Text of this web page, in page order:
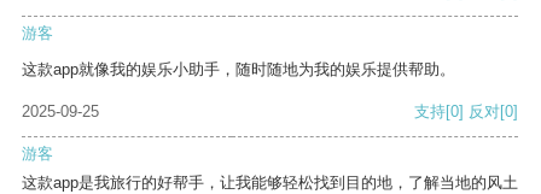
游客
这款app就像我的娱乐小助手，随时随地为我的娱乐提供帮助。
2025-09-25 支持[0] 反对[0]
游客
这款app是我旅行的好帮手，让我能够轻松找到目的地，了解当地的风土